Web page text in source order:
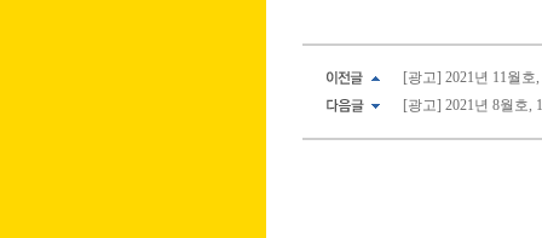
[광고] 2021년 11월
[광고] 2021년 8월호,